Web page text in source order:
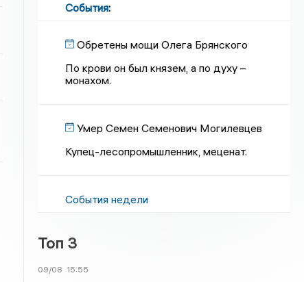
События:
Обретены мощи Олега Брянского
По крови он был князем, а по духу –
монахом.
Умер Семен Семенович Могилевцев
Купец-лесопромышленник, меценат.
События недели
Топ 3
09/08 15:55